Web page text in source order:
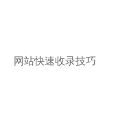
网站快速收录技巧